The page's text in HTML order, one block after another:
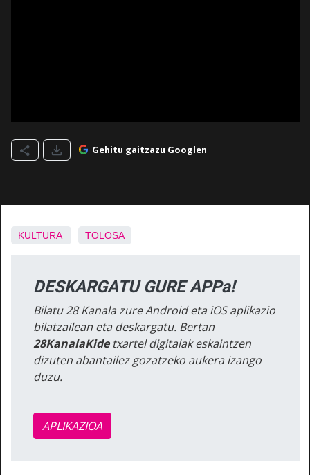
Gehitu gaitzazu Googlen
KULTURA TOLOSA
DESKARGATU GURE APPa!
Bilatu 28 Kanala zure Android eta iOS aplikazio
bilatzailean eta deskargatu. Bertan
28KanalaKidetxartel digitalak eskaintzen
dizuten abantailez gozatzeko aukera izango
duzu.
APLIKAZIOA